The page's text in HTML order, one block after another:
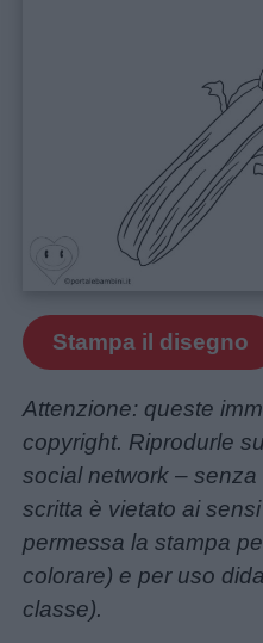
Disegni
da
colorare
Storie
per
bambini
Stampa il disegno
Attenzione: queste
copyright. Riprodurle
social network –
scritta è vietato ai
permessa la stampa
colorare) e per uso
classe).